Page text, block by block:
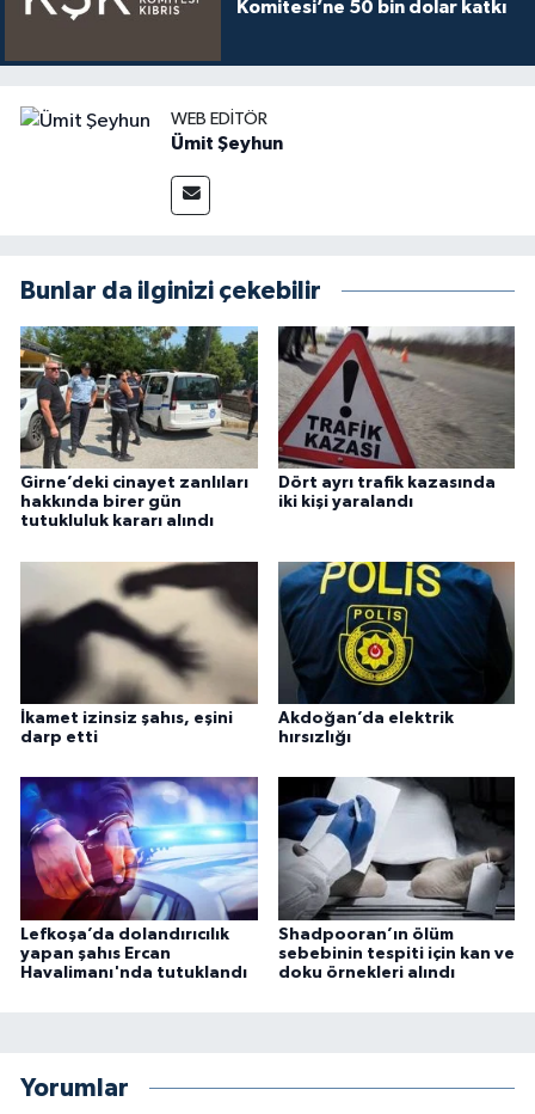
Komitesi’ne 50 bin dolar katkı
WEB EDITÖR
Ümit Şeyhun
Bunlar da ilginizi çekebilir
Girne’deki cinayet zanlıları
hakkında birer gün
tutukluluk kararı alındı
Dört ayrı trafik kazasında
iki kişi yaralandı
İkamet izinsiz şahıs, eşini
darp etti
Akdoğan’da elektrik
hırsızlığı
Lefkoşa’da dolandırıcılık
yapan şahıs Ercan
Havalimanı'nda tutuklandı
Shadpooran’ın ölüm
sebebinin tespiti için kan ve
doku örnekleri alındı
Yorumlar